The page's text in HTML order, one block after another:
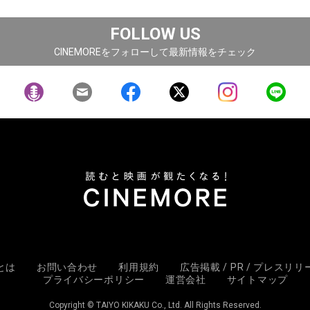
FOLLOW US
CINEMOREをフォローして最新情報をチェック
は お問い合わせ 利用規約
広告掲載 / PR / プレスリリ
プライバシーポリシー
運営会社 サイトマップ
Copyright © TAIYO KIKAKU Co., Ltd. All Rights Reserved.